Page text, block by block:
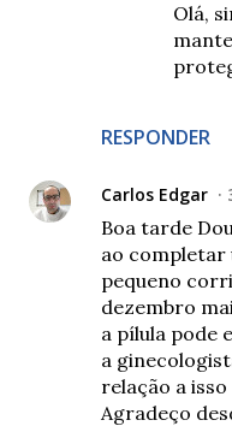
RESPONDER
Olá,
Carlos Edgar
Boa tarde
ao completar
pequeno
dezembro
a pílula pode
a
relação a
Agradeço